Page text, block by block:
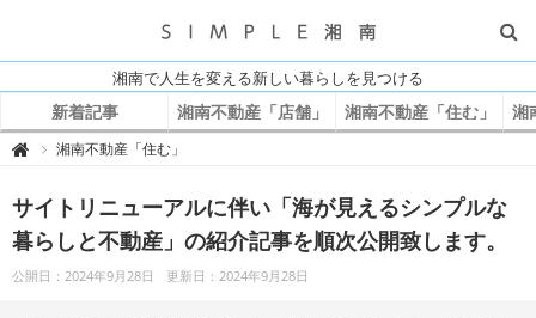
湘南で人生を変える新しい暮らしを見つける
新着記事 湘南不動産「店舗」 湘南不動産「住む」 湘

L
湘
南
湘南不動産「住む」
サイトリニューアルに伴い「海が見えるシンプルな
暮らしと不動産」の紹介記事を順次公開致します。
公開日：2024年9月28日 更新日：2024年9月28日